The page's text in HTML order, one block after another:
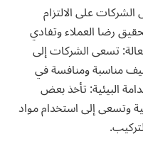
على الالتزام
رضا العملاء وتفادي
تسعى الشركات إلى
مناسبة ومنافسة في
البيئية: تأخذ بعض
وتسعى إلى استخدام مواد